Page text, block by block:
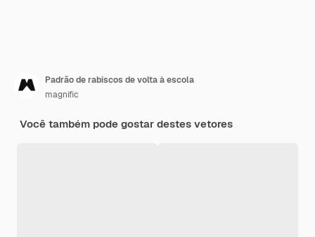
Padrão de rabiscos de volta à escola
magnific
Você também pode gostar destes vetores